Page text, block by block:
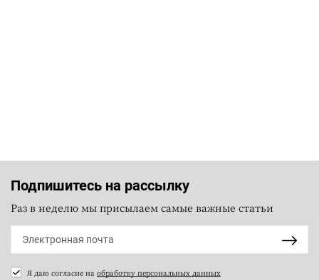
Подпишитесь на рассылку
Раз в неделю мы присылаем самые важные статьи
Я даю согласие на обработку персональных данных